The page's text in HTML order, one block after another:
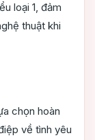
loại 1, đảm
thuật khi
chọn hoàn
về tình yêu